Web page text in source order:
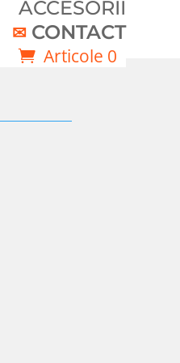
ACCESORII
CONTACT
Articole 0